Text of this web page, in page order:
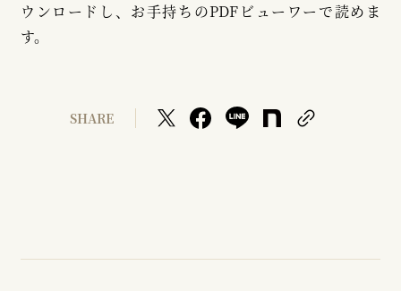
ウンロードし、お手持ちのPDFビューワーで読めま
す。
SHARE